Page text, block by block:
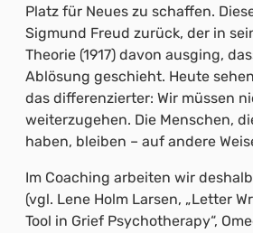
Platz für Neues zu schaffen.
Sigmund Freud zurück, der in
Theorie (1917) davon ausging,
Ablösung geschieht. Heute
das differenzierter: Wir müssen
weiterzugehen. Die Menschen,
haben, bleiben – auf andere
Im Coaching arbeiten wir
(vgl. Lene Holm Larsen, „Letter
Tool in Grief Psychotherapy“,